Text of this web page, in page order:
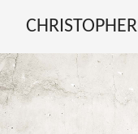
CHRISTOPHER